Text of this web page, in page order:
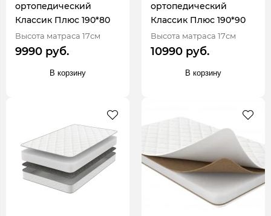
ортопедический
Классик Плюс 190*80
Высота матраса 17см
9990 руб.
В корзину
ортопедический
Классик Плюс 190*90
Высота матраса 17см
10990 руб.
В корзину